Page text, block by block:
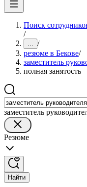
Поиск
/
... /
резюме в Бекове/
заместитель
полная занятость
заместитель
Резюме
Найти